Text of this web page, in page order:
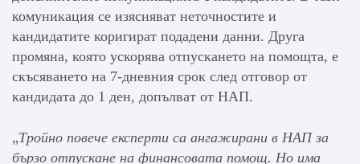
комуникация се изясняват неточностите и
кандидатите коригират подадени данни. Друга
промяна, която ускорява отпускането на помощта, е
скъсяването на 7-дневния срок след отговор от
кандидата до 1 ден, допълват от НАП.
„Тройно повече експерти са ангажирани в НАП за
бързо отпускане на финансовата помощ. Но има